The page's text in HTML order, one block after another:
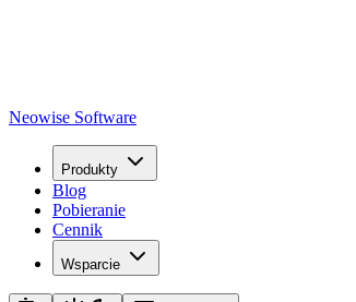
Neowise Software
Produkty
Blog
Pobieranie
Cennik
Wsparcie